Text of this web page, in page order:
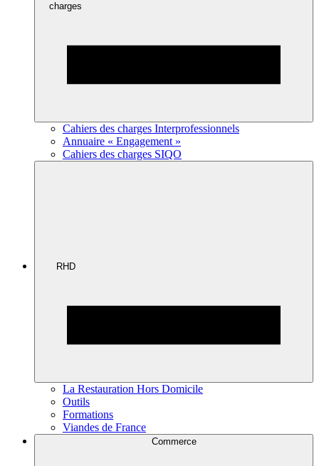
charges
Cahiers des charges Interprofessionnels
Annuaire « Engagement »
Cahiers des charges SIQO
RHD
La Restauration Hors Domicile
Outils
Formations
Viandes de France
Commerce